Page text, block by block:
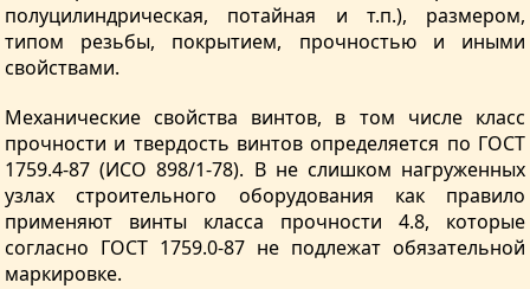
полуцилиндрическая, потайная и т.п.), размером,
типом резьбы, покрытием, прочностью и иными
свойствами.
Механические свойства винтов, в том числе класс
прочности и твердость винтов определяется по ГОСТ
1759.4-87 (ИСО 898/1-78). В не слишком нагруженных
узлах строительного оборудования как правило
применяют винты класса прочности 4.8, которые
согласно ГОСТ 1759.0-87 не подлежат обязательной
маркировке.